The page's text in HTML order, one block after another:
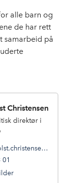
alle barn og
de har rett
samarbeid på
Christensen
direktør i
reidar.holst.christensen@nhogeneo.no